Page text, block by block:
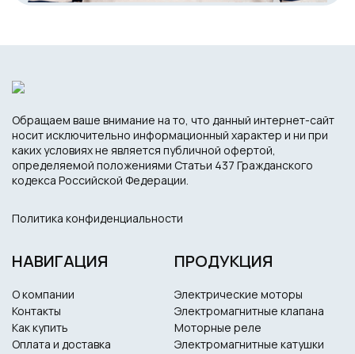
Обращаем ваше внимание на то, что данный интернет-сайт
носит исключительно информационный характер и ни при
каких условиях не является публичной офертой,
определяемой положениями Статьи 437 Гражданского
кодекса Российской Федерации.
Политика конфиденциальности
НАВИГАЦИЯ
О компании
Контакты
Как купить
Оплата и доставка
ПРОДУКЦИЯ
Электрические моторы
Электромагнитные клапана
Моторные реле
Электромагнитные катушки